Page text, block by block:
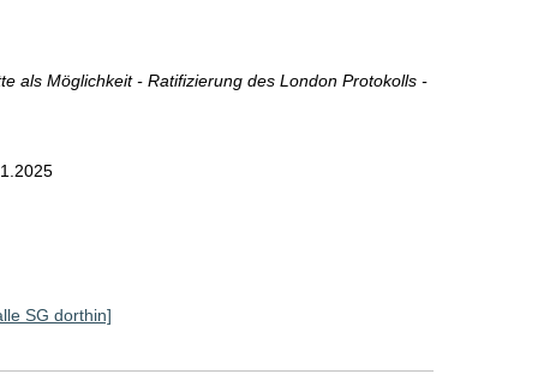
als Möglichkeit - Ratifizierung des London Protokolls -
SG dorthin]